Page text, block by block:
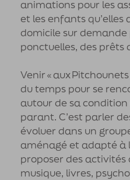
animations pour les
et les enfants qu’elles
domicile sur
ponctuelles, des prêts
Venir « aux
du temps pour se
autour de sa
parant. C’est parler
évoluer dans un
aménagé et adapté à
proposer des activités
musique, livres,